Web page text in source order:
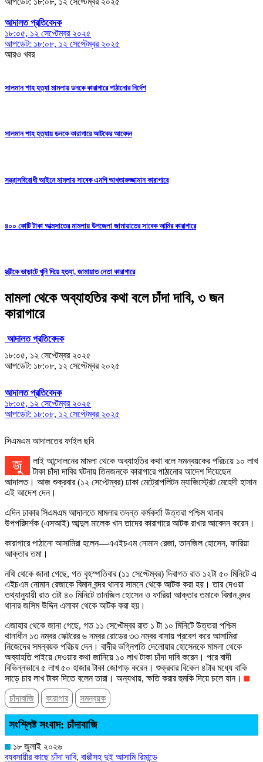
আদালত প্রতিবেদক
১৮:০৫, ১২ সেপ্টেম্বর ২০২৫
আপডেট: ১৮:০৮, ১২ সেপ্টেম্বর ২০২৫
আরও খবর
সালমান শাহ হত্যা মামলায় ডনকে কারাগারে পাঠানোর নির্দেশ
সালমান শাহ হত্যায় ডনকে কারাগারে আটকের আবেদন
সন্ত্রাসবিরোধী আইনে মামলায় সাবেক এমপি আখতারুজ্জামান কারাগারে
৪০০ কোটি টাকা আত্মসাতের মামলায় উপজেলা জামায়াতের সাবেক আমির কারাগারে
স্ত্রীকে ভাড়াটে খুনি দিয়ে হত্যা, জামায়াত নেতা কারাগারে
মামলা থেকে অব্যাহতির কথা বলে চাঁদা দাবি, ৩ জন
কারাগারে
আদালত প্রতিবেদক
১৮:০৫, ১২ সেপ্টেম্বর ২০২৫
আপডেট: ১৮:০৮, ১২ সেপ্টেম্বর ২০২৫
আদালত প্রতিবেদক
১৮:০৫, ১২ সেপ্টেম্বর ২০২৫
আপডেট: ১৮:০৮, ১২ সেপ্টেম্বর ২০২৫
সিএমএম আদালতের ফাইল ছবি
জুলাই আন্দোলনের মামলা থেকে অব্যাহতির কথা বলে সমন্বয়কের পরিচয়ে ১০ লাখ
টাকা চাঁদা দাবির ঘটনায় তিনজনকে কারাগারে পাঠানোর আদেশ দিয়েছেন
আদালত। আজ শুক্রবার (১২ সেপ্টেম্বর) ঢাকা মেট্রোপলিটন ম্যাজিস্ট্রেট মেহেদী হাসান
এই আদেশ দেন।
এদিন ঢাকার সিএমএম আদালতে মামলার তদন্ত কর্মকর্তা উত্তরা পশ্চিম থানার
উপপরিদর্শক (এসআই) আব্দুল মালেক খান তাদের কারাগারে আটক রাখার আবেদন করেন।
কারাগারে পাঠানো আসামিরা হলেন—এএইচএম নোমান রেজা, তানজিল হোসেন, ফারিয়া
আক্তার তমা।
নথি থেকে জানা গেছে, গত বৃহস্পতিবার (১১ সেপ্টেম্বর) দিবাগত রাত ১২টা ৫০ মিনিটে এ
এইচএম নোমান রেজাকে বিমান বন্দর থানার সামনে থেকে আটক করা হয়। তার দেওয়া
তথ্যানুযায়ী রাত ৩টা ৪০ মিনিটে তানজিল হোসেন ও ফারিয়া আক্তার তমাকে বিমান বন্দর
থানার জসিম উদ্দিন এলাকা থেকে আটক করা হয়।
এজাহার থেকে জানা গেছে, গত ১১ সেপ্টেম্বর রাত ১ টা ১০ মিনিটে উত্তরা পশ্চিম
থানাধীন ১৩ নম্বর সেক্টরের ৬ নম্বর রোডের ৩৩ নম্বর বাসায় প্রবেশ করে আসামিরা
নিজেদের সমন্বয়ক পরিচয় দেন। বাদীর ভগ্নিপতি দেলোয়ার হোসেনকে মামলা থেকে
অব্যাহতি পাইয়ে দেওয়ার কথা জানিয়ে ১০ লাখ টাকা চাঁদা দাবি করেন। পরে বাদী
বিভিন্নভাবে ৫ লাখ ৫০ হাজার টাকা জোগাড় করেন। শুক্রবার বিকেল ৪টার মধ্যে বাকি
সাড়ে চার লাখ টাকা দিতে বলেন তারা। অন্যথায়, ক্ষতি করার হুমকি দিয়ে চলে যান।
চাঁদাবাজি
কারাগার সমন্বয়ক
সংশ্লিষ্ট সংবাদ: চাঁদাবাজি
১৮ জুলাই ২০২৬
ব্যবসায়ীর কাছে চাঁদা দাবি, বাপ্পীসহ দুই আসামি রিমান্ডে